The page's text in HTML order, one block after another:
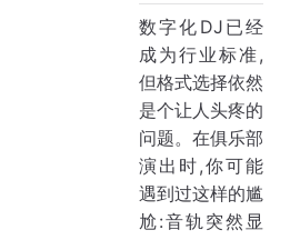
数字化DJ已经
成为行业标准,
但格式选择依然
是个让人头疼的
问题。在俱乐部
演出时,你可能
遇到过这样的尴
尬:音轨突然显